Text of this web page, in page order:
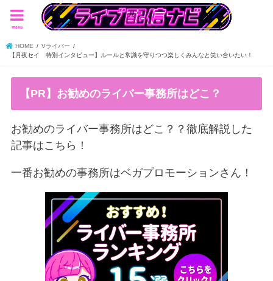
menu
HOME
Vライバー
【月夜セイ 特別インタビュー】ルールと常識を守りつつ楽しくみんなと笑い合いたい！
【PR】お勧めのライバー事務所はどこ？
お勧めのライバー事務所はどこ？？徹底解説した
記事はこちら！
一番お勧めの事務所はベガプロモーションさん！